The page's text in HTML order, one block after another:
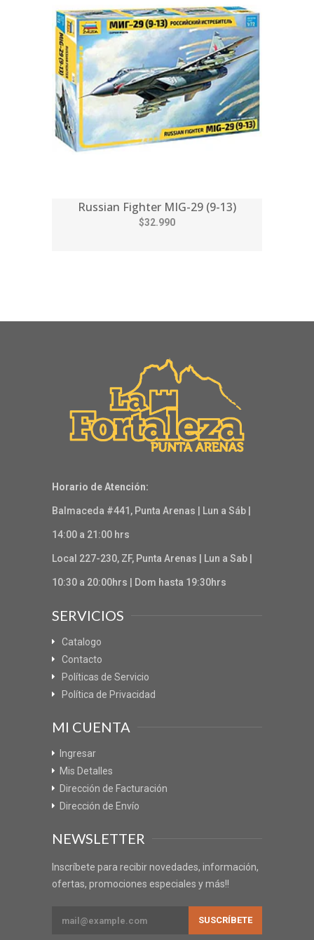
Russian Fighter MIG-29 (9-13)
$32.990
Horario de Atención:
Balmaceda #441, Punta Arenas | Lun a Sáb |
14:00 a 21:00 hrs
Local 227-230, ZF, Punta Arenas | Lun a Sab |
10:30 a 20:00hrs | Dom hasta 19:30hrs
SERVICIOS
Catalogo
Contacto
Políticas de Servicio
Política de Privacidad
MI CUENTA
Ingresar
Mis Detalles
Dirección de Facturación
Dirección de Envío
NEWSLETTER
Inscríbete para recibir novedades, información,
ofertas, promociones especiales y más!!